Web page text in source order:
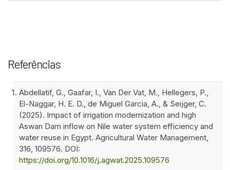
Referências
Abdellatif, G., Gaafar, I., Van Der Vat, M., Hellegers, P.,
El-Naggar, H. E. D., de Miguel Garcia, A., & Seijger, C.
(2025). Impact of irrigation modernization and high
Aswan Dam inflow on Nile water system efficiency and
water reuse in Egypt. Agricultural Water Management,
316, 109576. DOI:
https://doi.org/10.1016/j.agwat.2025.109576